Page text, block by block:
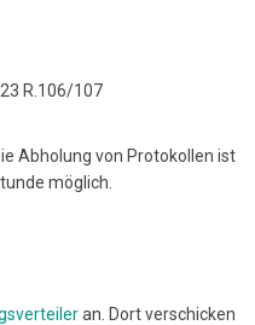
R.106/107
Abholung von Protokollen ist
möglich.
an. Dort verschicken